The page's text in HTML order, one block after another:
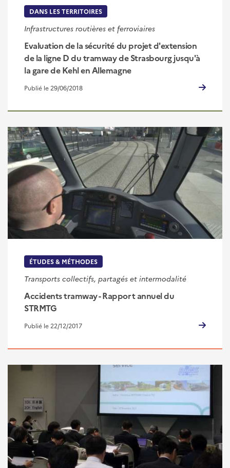
DANS LES TERRITOIRES
Infrastructures routières et ferroviaires
Evaluation de la sécurité du projet d'extension
de la ligne D du tramway de Strasbourg jusqu'à
la gare de Kehl en Allemagne
Publié le 29/06/2018
ÉTUDES & MÉTHODES
Transports collectifs, partagés et intermodalité
Accidents tramway - Rapport annuel du
STRMTG
Publié le 22/12/2017